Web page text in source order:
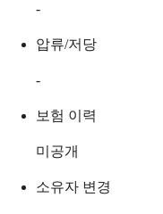
-
압류/저당
-
보험 이력
미공개
소유자 변경